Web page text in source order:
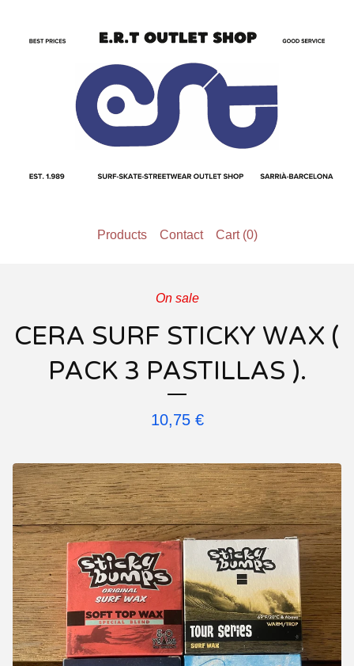
Products Contact Cart (0)
On sale
CERA SURF STICKY WAX (
PACK 3 PASTILLAS ).
10,75 €